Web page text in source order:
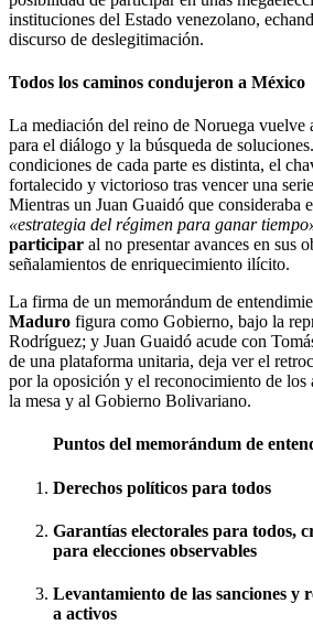
instituciones del Estado venezolano,
discurso de deslegitimación.
Todos los caminos condujeron a México
La mediación del reino de Noruega vuelve
para el diálogo y la búsqueda de
condiciones de cada parte es distinta, el
fortalecido y victorioso tras vencer una
Mientras un Juan Guaidó que consideraba
«estrategia del régimen para ganar
participar al no presentar avances en sus
señalamientos de enriquecimiento ilícito.
La firma de un memorándum de
Maduro figura como Gobierno, bajo la
Rodríguez; y Juan Guaidó acude con
de una plataforma unitaria, deja ver el
por la oposición y el reconocimiento de los
la mesa y al Gobierno Bolivariano.
Puntos del memorándum de
Derechos políticos para todos
Garantías electorales para todos,
para elecciones observables
Levantamiento de las sanciones y
a activos